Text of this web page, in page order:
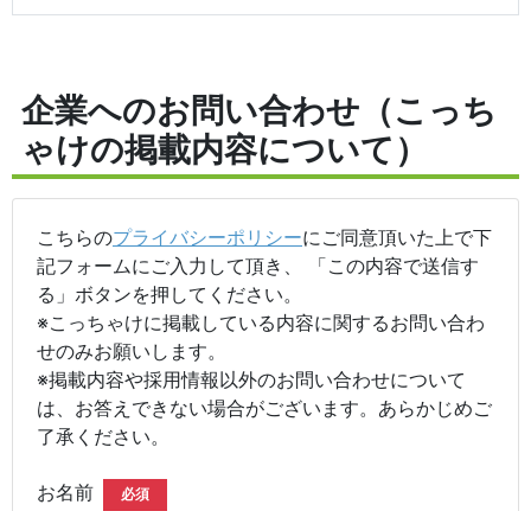
企業へのお問い合わせ（こっち
ゃけの掲載内容について）
こちらのプライバシーポリシーにご同意頂いた上で下
記フォームにご入力して頂き、 「この内容で送信す
る」ボタンを押してください。
※こっちゃけに掲載している内容に関するお問い合わ
せのみお願いします。
※掲載内容や採用情報以外のお問い合わせについて
は、お答えできない場合がございます。あらかじめご
了承ください。
お名前 必須